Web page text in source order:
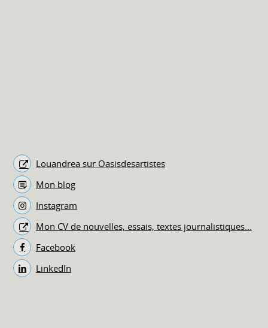
Louandrea sur Oasisdesartistes
Mon blog
Instagram
Mon CV de nouvelles, essais, textes journalistiques...
Facebook
LinkedIn